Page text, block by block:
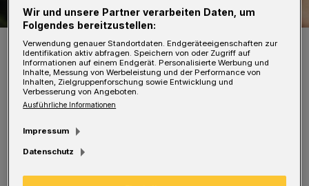
Das „DeutschlandTicket“ wird erweitert.
Foto: Christoph Petersen
F
ür Studierende an den Fachhochschulen
Wir und unsere Partner verarbeiten Daten, um
Folgendes bereitzustellen:
Verwendung genauer Standortdaten. Endgeräteeigenschaften zur
Identifikation aktiv abfragen. Speichern von oder Zugriff auf
Informationen auf einem Endgerät. Personalisierte Werbung und
Inhalte, Messung von Werbeleistung und der Performance von
Inhalten, Zielgruppenforschung sowie Entwicklung und
Verbesserung von Angeboten.
Ausführliche Informationen
Impressum
Datenschutz